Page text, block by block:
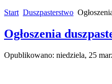
Start Duszpasterstwo
Ogłoszenia
Opublikowano: niedziela, 25